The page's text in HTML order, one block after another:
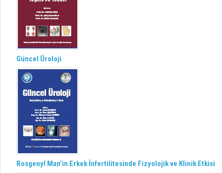
Güncel Üroloji
Rosgenyl Man’in Erkek İnfertilitesinde Fizyolojik ve Klinik Etkisi